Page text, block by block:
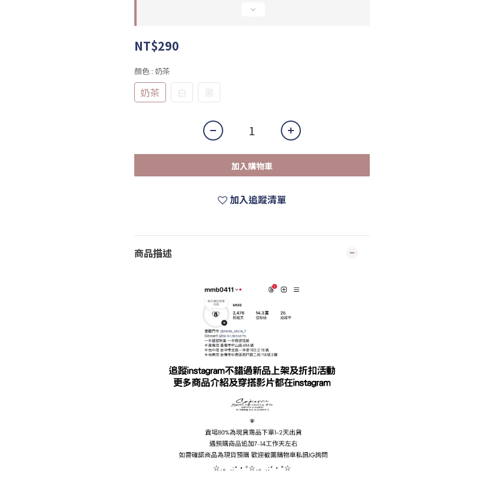
NT$290
顏色 : 奶茶
奶茶 白 黑
加入購物車
加入追蹤清單
商品描述